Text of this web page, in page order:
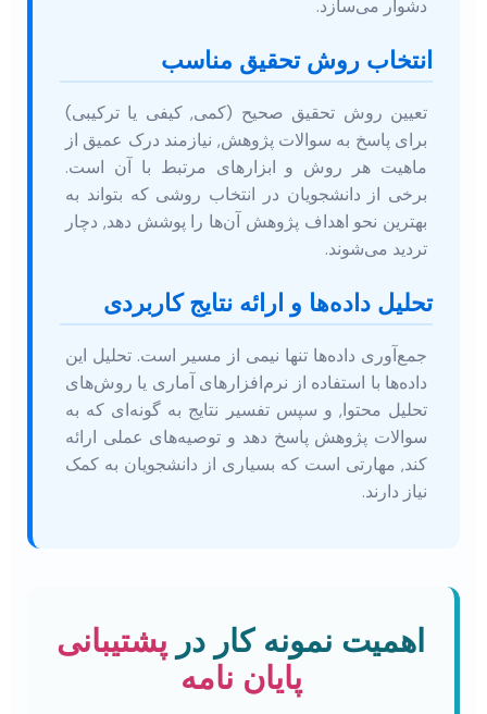
دشوار می‌سازد.
انتخاب روش تحقیق مناسب
تعیین روش تحقیق صحیح (کمی, کیفی یا ترکیبی)
برای پاسخ به سوالات پژوهش, نیازمند درک عمیق از
ماهیت هر روش و ابزارهای مرتبط با آن است.
برخی از دانشجویان در انتخاب روشی که بتواند به
بهترین نحو اهداف پژوهش آن‌ها را پوشش دهد, دچار
تردید می‌شوند.
تحلیل داده‌ها و ارائه نتایج کاربردی
جمع‌آوری داده‌ها تنها نیمی از مسیر است. تحلیل این
داده‌ها با استفاده از نرم‌افزارهای آماری یا روش‌های
تحلیل محتوا, و سپس تفسیر نتایج به گونه‌ای که به
سوالات پژوهش پاسخ دهد و توصیه‌های عملی ارائه
کند, مهارتی است که بسیاری از دانشجویان به کمک
نیاز دارند.
اهمیت نمونه کار در پشتیبانی
پایان نامه